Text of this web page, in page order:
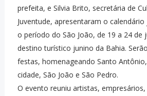
prefeita, e Silvia Brito, secretária de
Juventude, apresentaram o
o período do São João, de 19 a 24 de
destino turístico junino da Bahia.
festas, homenageando Santo
cidade, São João e São Pedro.
O evento reuniu artistas,